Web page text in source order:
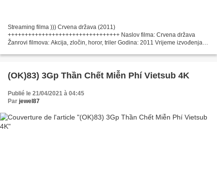
Streaming filma ))) Crvena država (2011)
+++++++++++++++++++++++++++++++++ Naslov filma: Crvena država
Žanrovi filmova: Akcija, zločin, horor, triler Godina: 2011 Vrijeme izvođenja:
(OK)83) 3Gp Thần Chết Miễn Phí Vietsub 4K
Publié le 21/04/2021 à 04:45
Par jewel87